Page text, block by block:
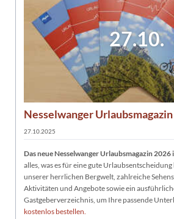
27.10.
Nesselwanger
27.10.2025
Das neue Nesselwanger Urlaubsmagazin 2026
alles, was es für eine gute
unserer herrlichen Bergwelt, zahlreiche
Aktivitäten und Angebote sowie ein
Gastgeberverzeichnis, um Ihre passende
kostenlos bestellen.